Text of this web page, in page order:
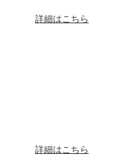
詳細はこちら
詳細はこちら